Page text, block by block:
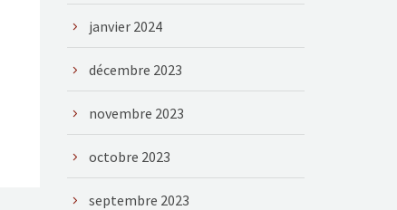
janvier 2024
décembre 2023
novembre 2023
octobre 2023
septembre 2023